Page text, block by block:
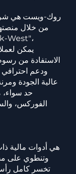
روك-ويست هي
الاستفادة من
ودعم
عالية الجودة
حد
الفوركس،
وتنطوي على
تخسر كامل رأس